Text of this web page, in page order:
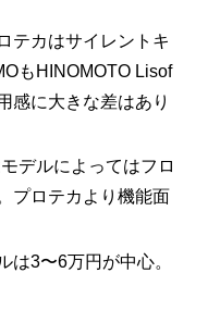
テカはサイレントキ
もHINOMOTO Lisof
感に大きな差はあり
モデルによってはフロ
プロテカより機能面
は3〜6万円が中心。